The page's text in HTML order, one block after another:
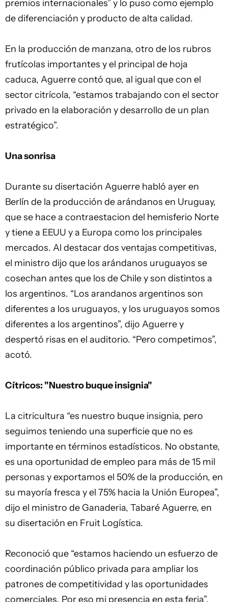
premios internacionales” y lo puso como ejemplo
de diferenciación y producto de alta calidad.
En la producción de manzana, otro de los rubros
frutícolas importantes y el principal de hoja
caduca, Aguerre contó que, al igual que con el
sector citrícola, “estamos trabajando con el sector
privado en la elaboración y desarrollo de un plan
estratégico”.
Una sonrisa
Durante su disertación Aguerre habló ayer en
Berlín de la producción de arándanos en Uruguay,
que se hace a contraestacion del hemisferio Norte
y tiene a EEUU y a Europa como los principales
mercados. Al destacar dos ventajas competitivas,
el ministro dijo que los arándanos uruguayos se
cosechan antes que los de Chile y son distintos a
los argentinos. “Los arandanos argentinos son
diferentes a los uruguayos, y los uruguayos somos
diferentes a los argentinos”, dijo Aguerre y
despertó risas en el auditorio. “Pero competimos”,
acotó.
Cítricos: "Nuestro buque insignia"
La citricultura “es nuestro buque insignia, pero
seguimos teniendo una superficie que no es
importante en términos estadísticos. No obstante,
es una oportunidad de empleo para más de 15 mil
personas y exportamos el 50% de la producción, en
su mayoría fresca y el 75% hacia la Unión Europea”,
dijo el ministro de Ganaderia, Tabaré Aguerre, en
su disertación en Fruit Logística.
Reconoció que “estamos haciendo un esfuerzo de
coordinación público privada para ampliar los
patrones de competitividad y las oportunidades
comerciales. Por eso mi presencia en esta feria”.